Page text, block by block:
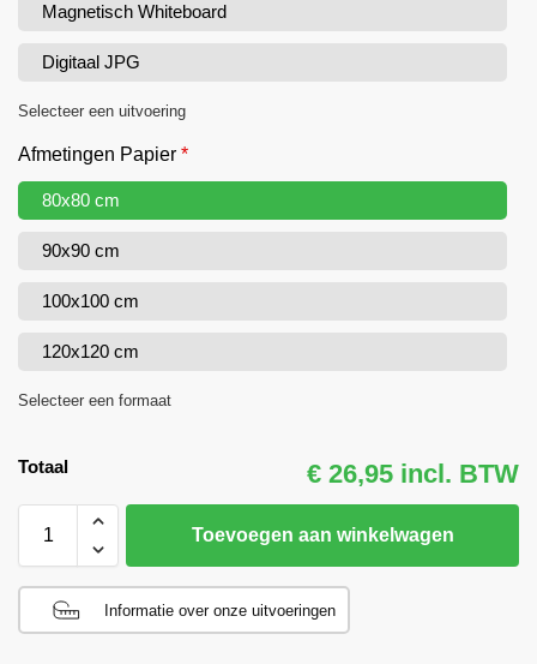
Magnetisch Whiteboard
Digitaal JPG
Selecteer een uitvoering
Afmetingen Papier *
80x80 cm
90x90 cm
100x100 cm
120x120 cm
Selecteer een formaat
Totaal € 26,95 incl. BTW
Toevoegen aan winkelwagen
Informatie over onze uitvoeringen